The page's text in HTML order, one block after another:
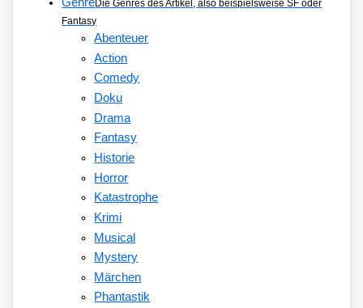
Die Genres des Artikel, also beispielsweise SF oder
Fantasy
Abenteuer
Action
Comedy
Doku
Drama
Fantasy
Historie
Horror
Katastrophe
Krimi
Musical
Mystery
Märchen
Phantastik